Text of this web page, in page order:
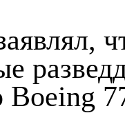
Boeing